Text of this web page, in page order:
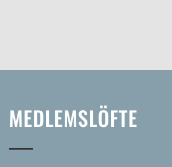
MEDLEMSLÖFTE